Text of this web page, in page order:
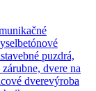
betónové
stavebné puzdrá,
dvere na
dverevýroba